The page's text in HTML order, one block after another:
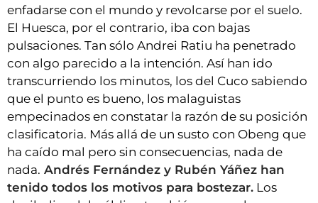
enfadarse con el mundo y revolcarse por el suelo.
El Huesca, por el contrario, iba con bajas
pulsaciones. Tan sólo Andrei Ratiu ha penetrado
con algo parecido a la intención. Así han ido
transcurriendo los minutos, los del Cuco sabiendo
que el punto es bueno, los malaguistas
empecinados en constatar la razón de su posición
clasificatoria. Más allá de un susto con Obeng que
ha caído mal pero sin consecuencias, nada de
nada. Andrés Fernández y Rubén Yáñez han
tenido todos los motivos para bostezar. Los